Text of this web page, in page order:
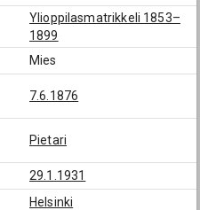
Ylioppilasmatrikkeli 1853–
1899
Mies
7.6.1876
Pietari
29.1.1931
Helsinki